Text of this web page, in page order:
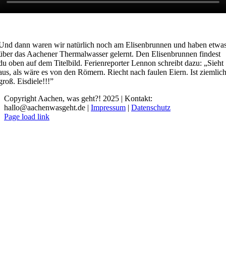
dann waren wir natürlich noch am Elisenbrunnen und haben
das Aachener Thermalwasser gelernt. Den Elisenbrunnen findest
oben auf dem Titelbild. Ferienreporter Lennon schreibt dazu: „Sieht
als wäre es von den Römern. Riecht nach faulen Eiern. Ist
Eisdiele!!!”
Copyright Aachen, was geht?! 2025 | Kontakt:
hallo@aachenwasgeht.de | Impressum | Datenschutz
Instagram
LinkedIn
Tiktok
YouTube
Page load link